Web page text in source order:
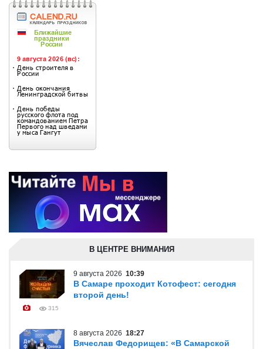
В ЦЕНТРЕ ВНИМАНИЯ
9 августа 2026 10:39
В Самаре проходит Котофест: сегодня
второй день!
315
8 августа 2026 18:27
Вячеслав Федорищев: «В Самарской